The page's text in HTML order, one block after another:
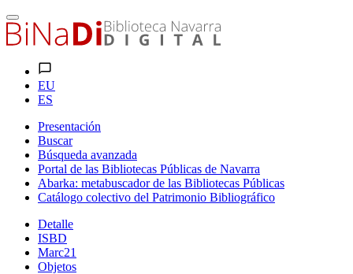
EU
ES
Presentación
Buscar
Búsqueda avanzada
Portal de las Bibliotecas Públicas de Navarra
Abarka: metabuscador de las Bibliotecas Públicas
Catálogo colectivo del Patrimonio Bibliográfico
Detalle
ISBD
Marc21
Objetos